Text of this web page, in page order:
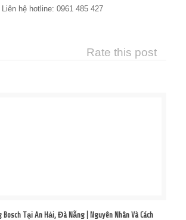
Liên hệ hotline: 0961 485 427
Rate this post
Tại An Hải, Đà Nẵng | Nguyên Nhân Và Cách